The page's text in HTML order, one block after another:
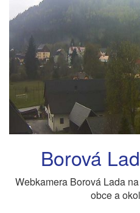
Borová
Webkamera Borová Lada
obce a